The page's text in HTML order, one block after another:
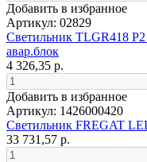
Добавить в избранное
Артикул: 02829
Светильник TLGR418
авар.блок
4 326,35 р.
Добавить в избранное
Артикул: 1426000420
Светильник FREGAT
33 731,57 р.